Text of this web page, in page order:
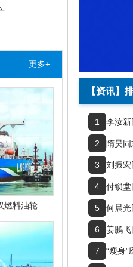
更多+
【资讯】
1
2
3
4
5
6
7